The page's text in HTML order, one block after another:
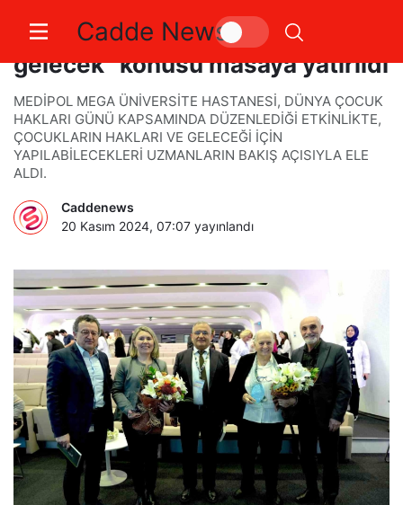
Cadde News
“Çocuklar için daha eşit bir
gelecek” konusu masaya yatırıldı
MEDİPOL MEGA ÜNİVERSİTE HASTANESİ, DÜNYA ÇOCUK
HAKLARI GÜNÜ KAPSAMINDA DÜZENLEDİĞİ ETKİNLİKTE,
ÇOCUKLARIN HAKLARI VE GELECEĞİ İÇİN
YAPILABİLECEKLERİ UZMANLARIN BAKIŞ AÇISIYLA ELE
ALDI.
Caddenews
20 Kasım 2024, 07:07 yayınlandı